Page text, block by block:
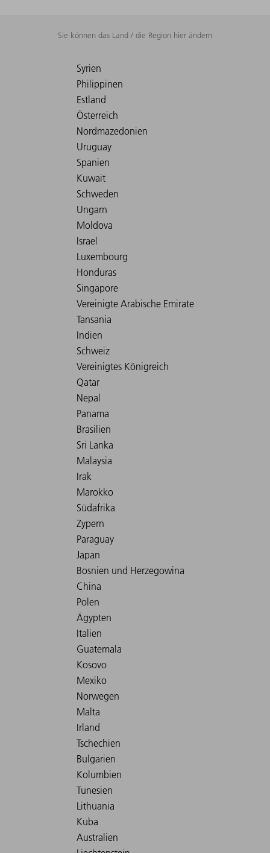
Sie können das Land / die Region hier ändern